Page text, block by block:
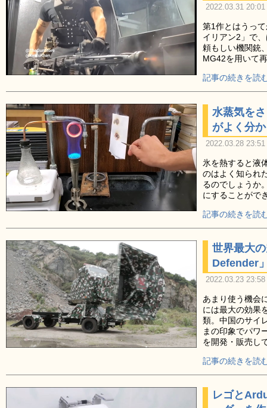
2022.03.31
第1作とはうっ
イリアン2」で
頼もしい機関銃
MG42を用いて
記事の続きを読
水蒸気を
がよく分
2022.03.28
氷を熱すると液
のはよく知られ
るのでしょうか
にすることがで
記事の続きを読
世界最大
Defender
2022.03.23
あまり使う機会
には最大の効果
類。中国のサイ
まの印象でパワ
を開発・販売し
記事の続きを読
レゴと